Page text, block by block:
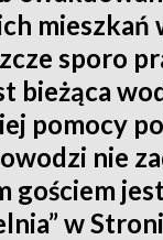
sporo
bieżąca
pomocy
nie
gościem
w